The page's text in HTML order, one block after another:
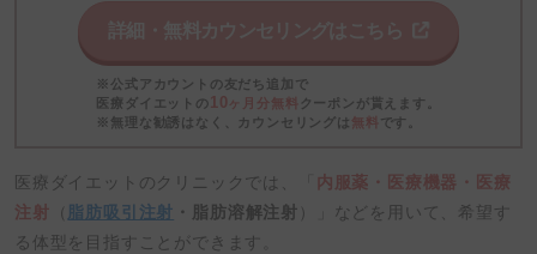
※公式アカウントの友だち追加で
医療ダイエットの10 ヶ月分無料 クーポンが貰えます。
※無理な勧誘はなく、カウンセリングは 無料 です。
医療ダイエットのクリニックでは、「
内服薬・医療機器・医療
注射 （ 脂肪吸引注射 ・脂肪溶解注射 ）」などを用いて、希望す
る体型を目指すことができます。